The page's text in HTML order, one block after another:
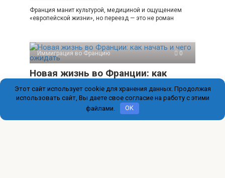
Франция манит культурой, медициной и ощущением
«европейской жизни», но переезд — это не роман
Иммиграция во Францию 0
Новая жизнь во Франции: как
начать и чего ожидать
Переезд во Францию — это не только романтика улочек
Лиона или запах свежего багета
Этот сайт использует cookie для хранения данных. Продолжая
использовать сайт, Вы даете свое согласие на работу с этими
файлами.
OK